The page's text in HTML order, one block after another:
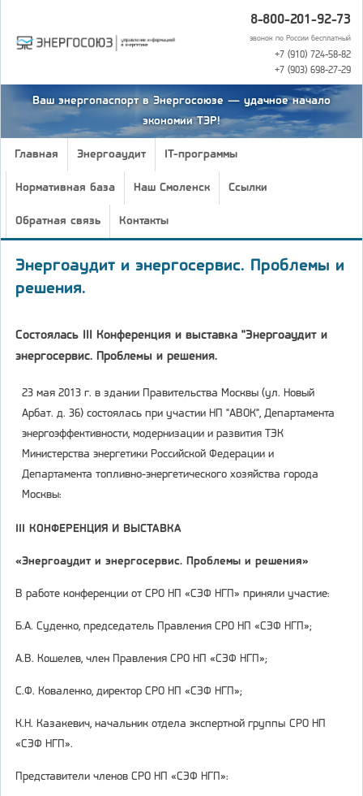
8-800-201-92-73
звонок по России бесплатный
+7 (910) 724-58-82
+7 (903) 698-27-29
Ваш энергопаспорт в Энергосоюзе — удачное начало
экономии ТЭР!
Главная Энергоаудит IT-программы
Нормативная база Наш Смоленск Ссылки
Обратная связь Контакты
Энергоаудит и энергосервис. Проблемы и
решения.
Состоялась III Конференция и выставка "Энергоаудит и
энергосервис. Проблемы и решения.
23 мая 2013 г. в здании Правительства Москвы (ул. Новый
Арбат. д. 36) состоялась при участии НП "АВОК", Департамента
энергоэффективности, модернизации и развития ТЭК
Министерства энергетики Российской Федерации и
Департамента топливно-энергетического хозяйства города
Москвы:
III КОНФЕРЕНЦИЯ И ВЫСТАВКА
«Энергоаудит и энергосервис. Проблемы и решения»
В работе конференции от СРО НП «СЭФ НГП» приняли участие:
Б.А. Суденко, председатель Правления СРО НП «СЭФ НГП»;
А.В. Кошелев, член Правления СРО НП «СЭФ НГП»;
С.Ф. Коваленко, директор СРО НП «СЭФ НГП»;
К.Н. Казакевич, начальник отдела экспертной группы СРО НП
«СЭФ НГП».
Представители членов СРО НП «СЭФ НГП»: